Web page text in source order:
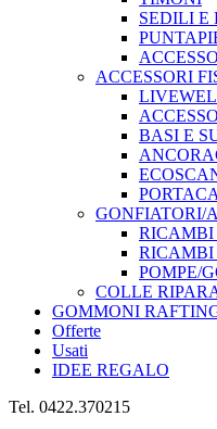
SEDILI E
ACCESSORI
BASI E
GONFIATORI/
RICAMBI
POMPE/
COLLE
GOMMONI
Offerte
Usati
IDEE REGALO
Tel. 0422.370215